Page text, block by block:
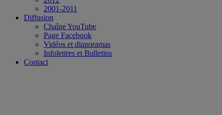
2001-2011
Diffusion
Chaîne YouTube
Page Facebook
Vidéos et diaporamas
Infolettres et Bulletins
Contact